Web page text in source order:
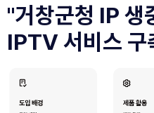
"거창군청 IP 생
IPTV 서비스 구